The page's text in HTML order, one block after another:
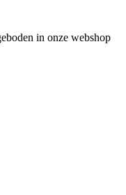
in onze webshop